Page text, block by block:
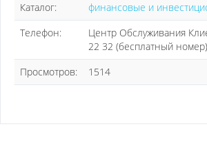
Каталог:
финансовые и
Телефон:
Центр Обслуживания
22 32 (бесплатный номер)
Просмотров:
1514